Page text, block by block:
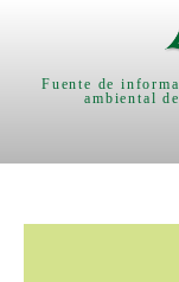
Fuente de
ambiental